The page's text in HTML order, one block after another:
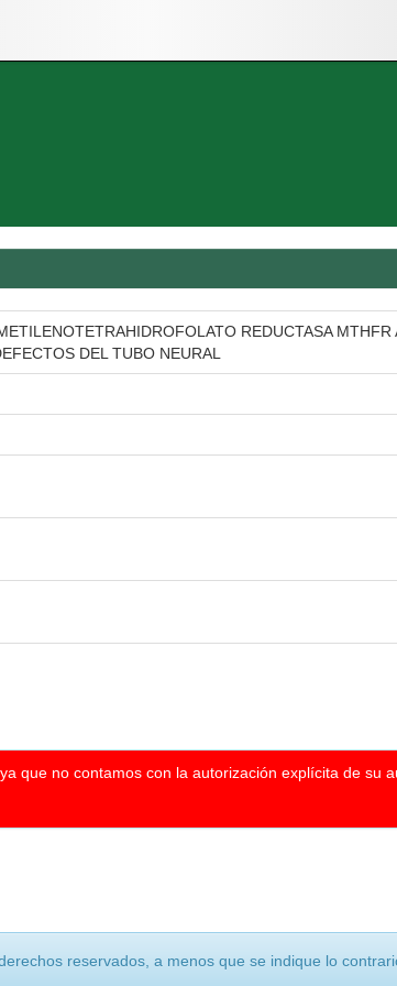
REDUCTASA
DEL TUBO NEURAL
que no contamos con la autorización explícita de su
reservados, a menos que se indique lo